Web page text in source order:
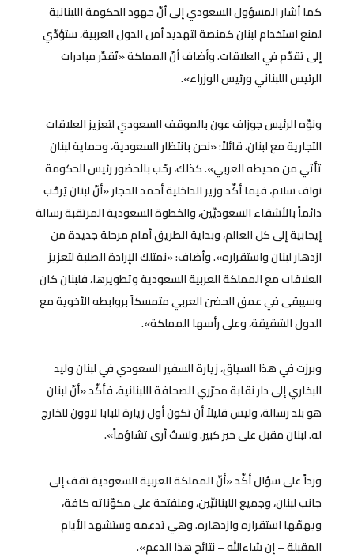
كما أشار المسؤول السعودي إلى أنّ جهود الحكومة اللبنانية
لمنع استخدام لبنان كمنصة لتهديد أمن الدول العربية، ستؤدّي
إلى تقدّم في العلاقات. وأضاف أنّ المملكة «تُقدِّر مبادرات
الرئيس اللبناني ورئيس الوزراء».
ونوّه الرئيس جوزاف عون بالموقف السعودي لتعزيز العلاقات
التجارية مع لبنان، قائلاً: «نحن بانتظار السعودية، وحماية لبنان
تأتي من محيطه العربي». كذلك، رحّب بالحضور رئيس الحكومة
نواف سلام، فيما أكّد وزير الداخلية أحمد الحجار «أنّ لبنان يُرحِّب
دائماً بالأشقاء السعوديِّين، والخطوة السعودية المرتقبة رسالة
إيجابية إلى كل العالم، وبداية الطريق أمام مرحلة جديدة من
ازدهار لبنان واستقراره». وأضاف: «نمتلك الإرادة الصلبة لتعزيز
العلاقات مع المملكة العربية السعودية وتطويرها، فلبنان كان
وسيبقى في عمق الحضن العربي متمسكاً بروابطه الأخوية مع
الدول الشقيقة، وعلى رأسها المملكة».
وبرزت في هذا السياق، زيارة السفير السعودي في لبنان وليد
البخاري إلى دار نقابة محرّري الصحافة اللبنانية، فأكّد «أنّ لبنان
هو بلد رسالة، وليس قليلاً أن تكون أول زيارة للبابا لاوون للخارج
له. لبنان مقبل على خير كبير. ولستُ أرى تشاؤماً».
ورداً على سؤال أكّد «أنّ المملكة العربية السعودية تقف إلى
جانب لبنان، وجميع اللبنانيِّين، ومنفتحة على مكوّناته كافة،
ويهمّها استقراره وازدهاره. وهي تدعمه وستشهد الأيام
المقبلة – إن شاءالله – نتائج هذا الدعم».